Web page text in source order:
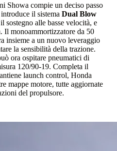
Showa compie un deciso passo
il sistema Dual Blow
sostegno alle basse velocità, e
Il monoammortizzatore da 50
insieme a un nuovo leveraggio
la sensibilità della trazione.
ora ospitare pneumatici di
120/90-19. Completa il
launch control, Honda
mappe motore, tutte aggiornate
del propulsore.